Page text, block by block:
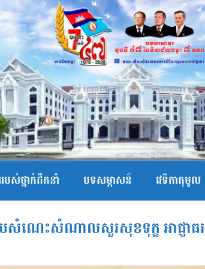
បស់ថ្នាក់ដឹកនាំ បទសម្ភាសន៍ វេទិកាតុមូល
សំណេះសំណាលសួរសុខទុក្ខ អាជ្ញាធរ